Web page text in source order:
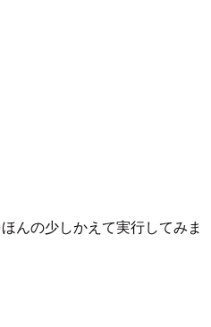
んの少しかえて実行してみま